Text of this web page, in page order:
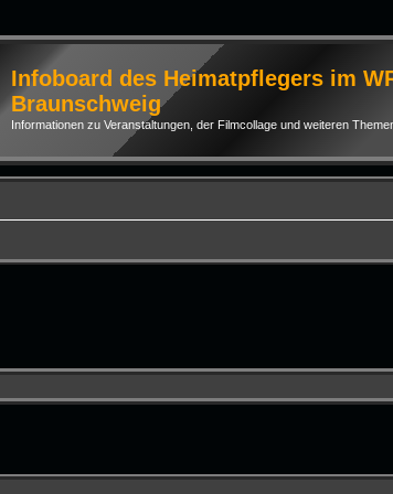
Infoboard des Heimatpflegers im
Braunschweig
Informationen zu Veranstaltungen, der Filmcollage und weiteren